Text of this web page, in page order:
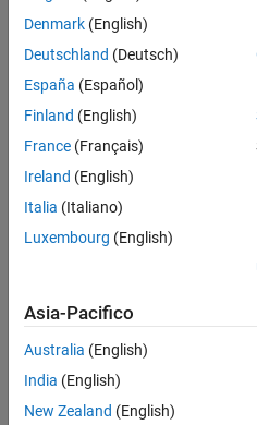
Denmark (English)
Deutschland (Deutsch)
España (Español)
Finland (English)
France (Français)
Ireland (English)
Italia (Italiano)
Luxembourg (English)
Asia-Pacifico
Australia (English)
India (English)
New Zealand (English)
Centro di fiducia
Antipirateria
Stato
© 1994-2026 The MathWorks,